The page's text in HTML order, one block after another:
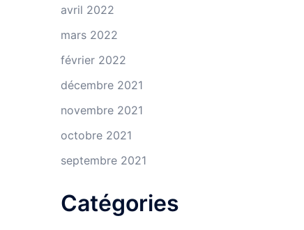
avril 2022
mars 2022
février 2022
décembre 2021
novembre 2021
octobre 2021
septembre 2021
Catégories